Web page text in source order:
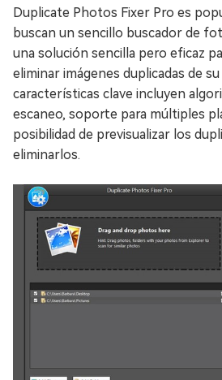
Duplicate Photos Fixer Pro es
buscan un sencillo buscador de
una solución sencilla pero eficaz
eliminar imágenes duplicadas de
características clave incluyen
escaneo, soporte para múltiples
posibilidad de previsualizar los
eliminarlos.